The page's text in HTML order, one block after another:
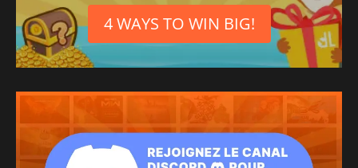
4 WAYS TO WIN BIG!